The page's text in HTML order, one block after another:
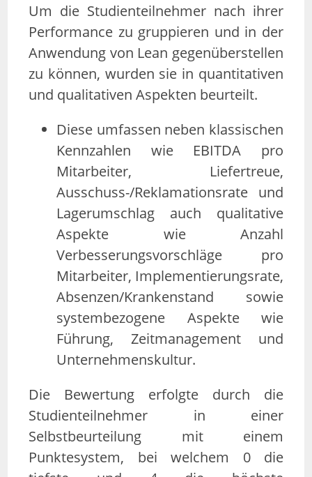
Um die Studienteilnehmer nach ihrer
Performance zu gruppieren und in der
Anwendung von Lean gegenüberstellen
zu können, wurden sie in quantitativen
und qualitativen Aspekten beurteilt.
Diese umfassen neben klassischen
Kennzahlen wie EBITDA pro
Mitarbeiter, Liefertreue,
Ausschuss-/Reklamationsrate und
Lagerumschlag auch qualitative
Aspekte wie Anzahl
Verbesserungsvorschläge pro
Mitarbeiter, Implementierungsrate,
Absenzen/Krankenstand sowie
systembezogene Aspekte wie
Führung, Zeitmanagement und
Unternehmenskultur.
Die Bewertung erfolgte durch die
Studienteilnehmer in einer
Selbstbeurteilung mit einem
Punktesystem, bei welchem 0 die